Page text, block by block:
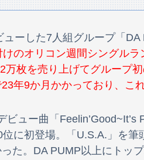
リの締まったお尻っていいよね
ヒカルさん、任天堂CMでとんで
セクシーニットのノースリーブ
5期生、すぐベロを「こう」やっ
ューした7人組グループ「
けのオリコン週間シングル
万枚を売り上げてグループ
年9か月かかっており、こ
ビュー曲「
位に初登場。「U.S.A.」を
た。DA PUMP以上にトッ